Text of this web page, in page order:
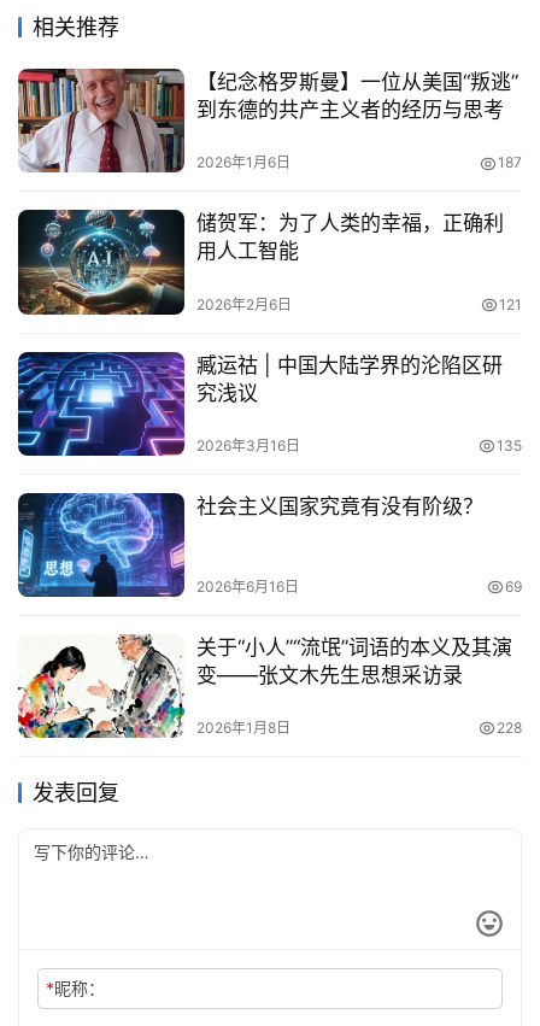
相关推荐
【纪念格罗斯曼】一位从美国“叛逃”
到东德的共产主义者的经历与思考
2026年1月6日 187
储贺军：为了人类的幸福，正确利
用人工智能
2026年2月6日 121
臧运祜 | 中国大陆学界的沦陷区研
究浅议
2026年3月16日 135
社会主义国家究竟有没有阶级？
2026年6月16日 69
关于“小人”“流氓”词语的本义及其演
变——张文木先生思想采访录
2026年1月8日 228
发表回复
*昵称：